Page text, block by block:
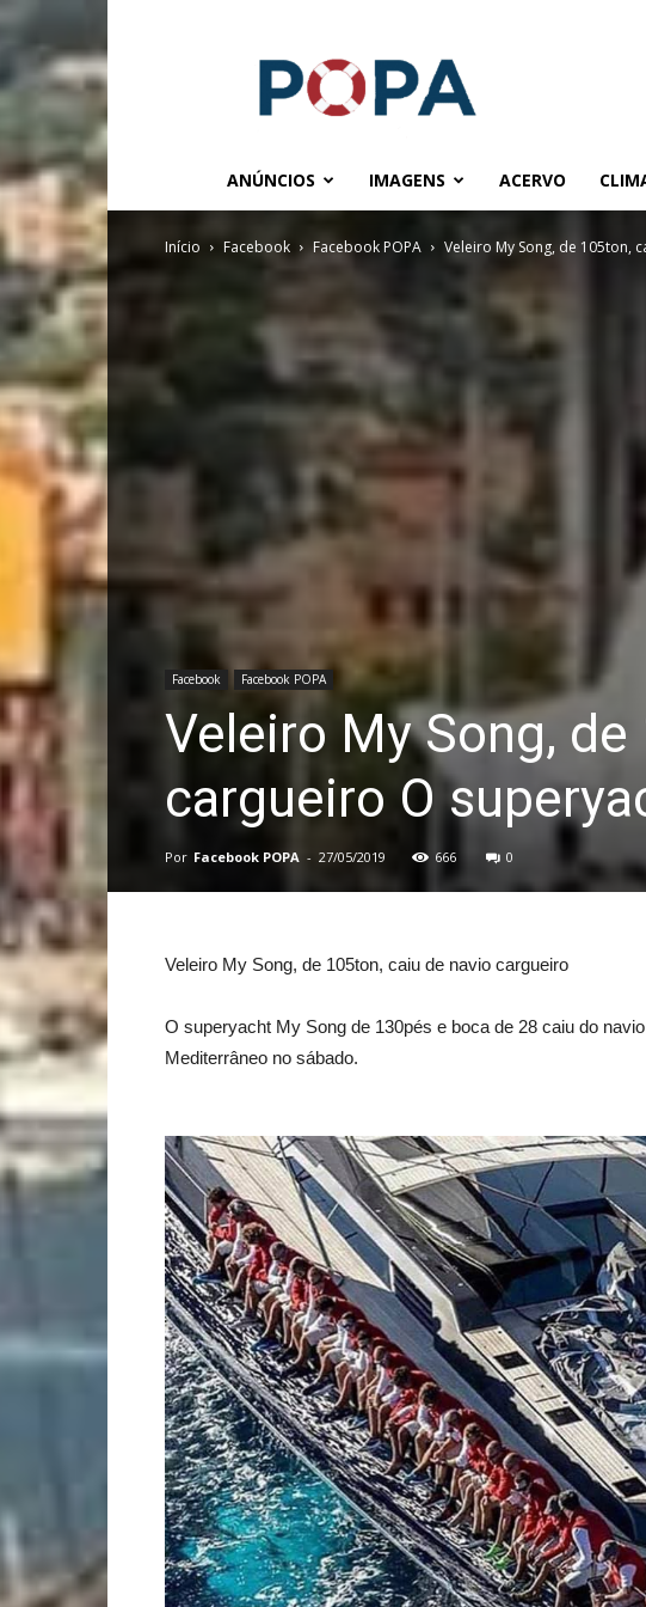
ANÚNCIOS IMAGENS ACERVO
Início Facebook Facebook POPA Veleiro My Song, de 105ton,
Facebook Facebook POPA
Veleiro My Song,
cargueiro O
Por Facebook POPA - 27/05/2019 666 0
Veleiro My Song, de 105ton, caiu de navio cargueiro
O superyacht My Song de 130pés e boca de 28 caiu do
Mediterrâneo no sábado.